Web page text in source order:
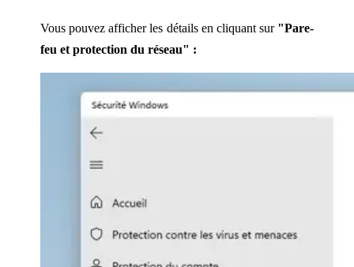
Vous pouvez afficher les détails en cliquant sur "Pare-
feu et protection du réseau" :